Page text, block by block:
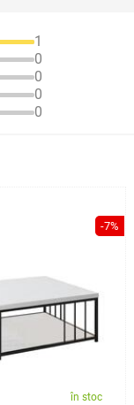
1
0
0
0
0
-7%
în stoc